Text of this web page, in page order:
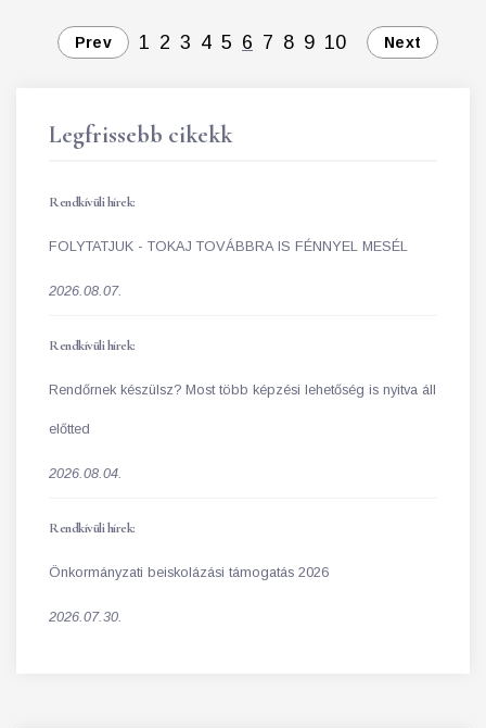
Prev 1 2 3 4 5 6 7 8 9 10 Next
Legfrissebb cikekk
Rendkívüli hírek:
FOLYTATJUK - TOKAJ TOVÁBBRA IS FÉNNYEL MESÉL
2026.08.07.
Rendkívüli hírek:
Rendőrnek készülsz? Most több képzési lehetőség is nyitva áll
előtted
2026.08.04.
Rendkívüli hírek:
Önkormányzati beiskolázási támogatás 2026
2026.07.30.